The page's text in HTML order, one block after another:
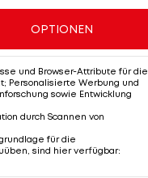
natürlich
vor
drüber",
auf
OPTIONEN
und Browser-Attribute für die
Personalisierte Werbung und
sowie Entwicklung
durch Scannen von
für die
sind hier verfügbar: